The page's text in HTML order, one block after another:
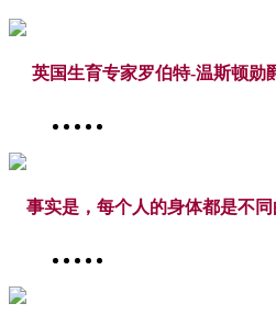
英国生育专家罗伯特-温斯顿勋
事实是，每个人的身体都是不